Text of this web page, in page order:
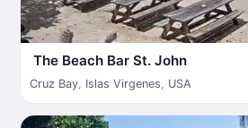
The Beach Bar St. John
Cruz Bay, Islas Virgenes, USA